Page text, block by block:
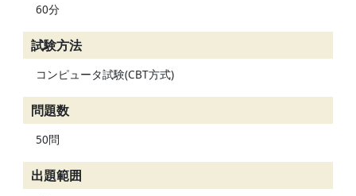
60分
試験方法
コンピュータ試験(CBT方式)
問題数
50問
出題範囲